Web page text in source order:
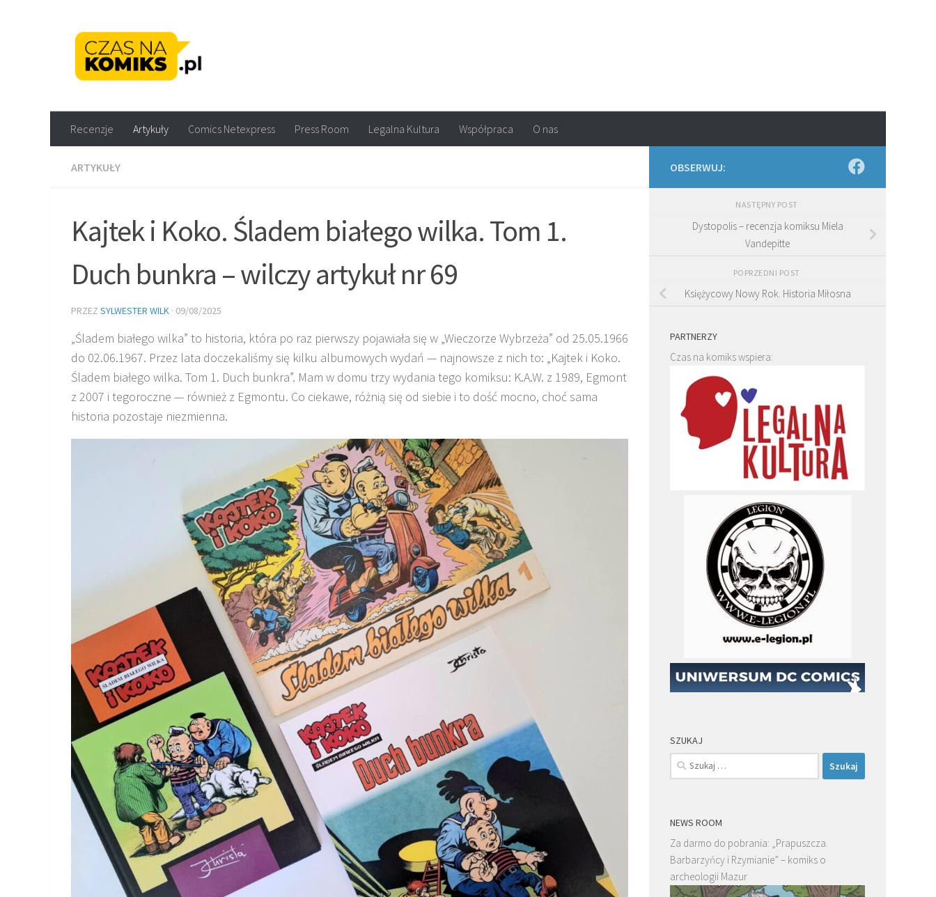
Recenzje Artykuły Comics Netexpress Press Room Legalna Kultura Współpraca O nas
ARTYKUŁY
Kajtek i Koko. Śladem białego wilka. Tom 1.
Duch bunkra – wilczy artykuł nr 69
PRZEZ SYLWESTER WILK · 09/08/2025
„Śladem białego wilka” to historia, która po raz pierwszy pojawiała się w „Wieczorze Wybrzeża” od 25.05.1966
do 02.06.1967. Przez lata doczekaliśmy się kilku albumowych wydań — najnowsze z nich to: „Kajtek i Koko.
Śladem białego wilka. Tom 1. Duch bunkra”. Mam w domu trzy wydania tego komiksu: K.A.W. z 1989, Egmont
z 2007 i tegoroczne — również z Egmontu. Co ciekawe, różnią się od siebie i to dość mocno, choć sama
historia pozostaje niezmienna.
OBSERWUJ:
NASTĘPNY POST
Dystopolis – recenzja komiksu Miela
Vandepitte
POPRZEDNI POST
Księżycowy Nowy Rok. Historia Miłosna
PARTNERZY
Czas na komiks wspiera:
SZUKAJ
Szukaj:
NEWS ROOM
Za darmo do pobrania: „Prapuszcza.
Barbarzyńcy i Rzymianie” – komiks o
archeologii Mazur